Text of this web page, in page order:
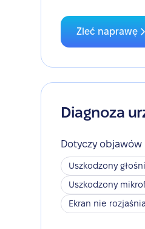
Zleć naprawę
Diagnoza
Dotyczy objawów
Uszkodzony
Uszkodzony
Ekran nie